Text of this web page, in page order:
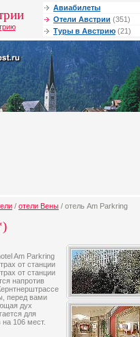
Авиабилеты
Отели Австрии (351)
Туры в Австрию (21)
/ отели Вены / отель Am Parkring
Am Parkring
от станции
от станции
напротив
перед вами
дух
для
106 мест.